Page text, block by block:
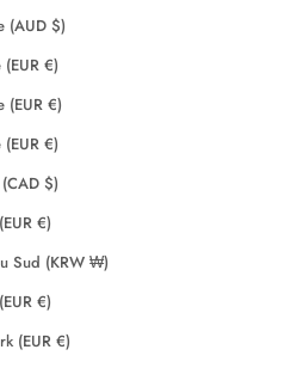
(AUD $)
€)
(EUR €)
€)
$)
€)
Sud (KRW ₩)
€)
(EUR €)